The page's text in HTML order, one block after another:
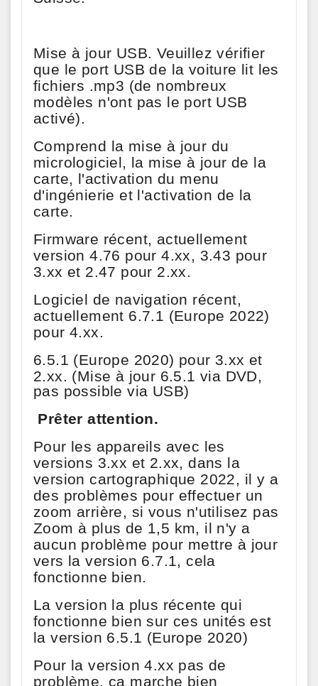
Mise à jour USB. Veuillez vérifier
que le port USB de la voiture lit les
fichiers .mp3 (de nombreux
modèles n'ont pas le port USB
activé).
Comprend la mise à jour du
micrologiciel, la mise à jour de la
carte, l'activation du menu
d'ingénierie et l'activation de la
carte.
Firmware récent, actuellement
version 4.76 pour 4.xx, 3.43 pour
3.xx et 2.47 pour 2.xx.
Logiciel de navigation récent,
actuellement 6.7.1 (Europe 2022)
pour 4.xx.
6.5.1 (Europe 2020) pour 3.xx et
2.xx. (Mise à jour 6.5.1 via DVD,
pas possible via USB)
Prêter attention.
Pour les appareils avec les
versions 3.xx et 2.xx, dans la
version cartographique 2022, il y a
des problèmes pour effectuer un
zoom arrière, si vous n'utilisez pas
Zoom à plus de 1,5 km, il n'y a
aucun problème pour mettre à jour
vers la version 6.7.1, cela
fonctionne bien.
La version la plus récente qui
fonctionne bien sur ces unités est
la version 6.5.1 (Europe 2020)
Pour la version 4.xx pas de
problème, ça marche bien